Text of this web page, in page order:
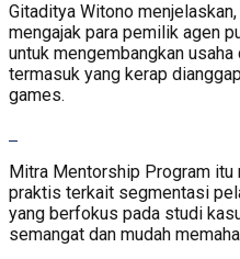
Gitaditya Witono
mengajak para pemilik agen
untuk mengembangkan
termasuk yang kerap
games.
Mitra Mentorship Program itu
praktis terkait segmentasi
yang berfokus pada studi
semangat dan mudah